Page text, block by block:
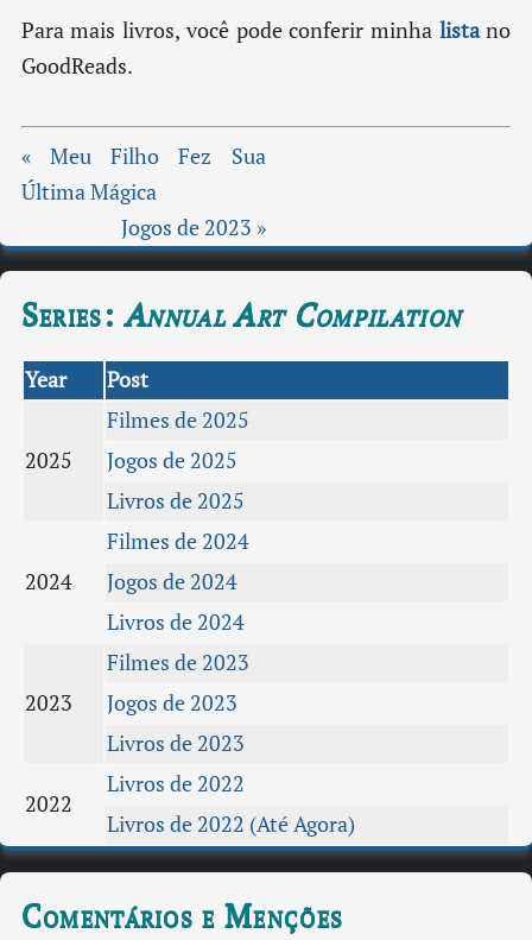
Para mais livros, você pode conferir minha listano
GoodReads.
« Meu Filho Fez Sua
Última Mágica
Jogos de 2023 »
Series:Annual Art Compilation
Year Post
2025
Filmes de 2025
Jogos de 2025
Livros de 2025
2024
Filmes de 2024
Jogos de 2024
Livros de 2024
2023
Filmes de 2023
Jogos de 2023
Livros de 2023
2022
Livros de 2022
Livros de 2022 (Até Agora)
Comentários e Menções